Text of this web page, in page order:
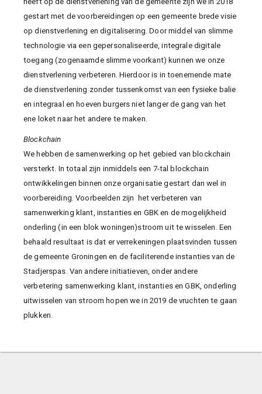
gestart met de voorbereidingen op een gemeente brede visie
op dienstverlening en digitalisering. Door middel van slimme
technologie via een gepersonaliseerde, integrale digitale
toegang (zogenaamde slimme voorkant) kunnen we onze
dienstverlening verbeteren. Hierdoor is in toenemende mate
de dienstverlening zonder tussenkomst van een fysieke balie
en integraal en hoeven burgers niet langer de gang van het
ene loket naar het andere te maken.
Blockchain
We hebben de samenwerking op het gebied van blockchain
versterkt. In totaal zijn inmiddels een 7-tal blockchain
ontwikkelingen binnen onze organisatie gestart dan wel in
voorbereiding. Voorbeelden zijn het verbeteren van
samenwerking klant, instanties en GBK en de mogelijkheid
onderling (in een blok woningen)stroom uit te wisselen. Een
behaald resultaat is dat er verrekeningen plaatsvinden tussen
de gemeente Groningen en de faciliterende instanties van de
Stadjerspas. Van andere initiatieven, onder andere
verbetering samenwerking klant, instanties en GBK, onderling
uitwisselen van stroom hopen we in 2019 de vruchten te gaan
plukken.